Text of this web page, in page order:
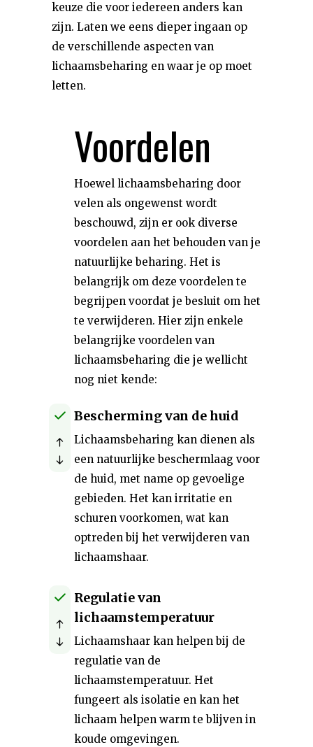
keuze die voor iedereen anders kan
zijn. Laten we eens dieper ingaan op
de verschillende aspecten van
lichaamsbeharing en waar je op moet
letten.
Voordelen
Hoewel lichaamsbeharing door
velen als ongewenst wordt
beschouwd, zijn er ook diverse
voordelen aan het behouden van je
natuurlijke beharing. Het is
belangrijk om deze voordelen te
begrijpen voordat je besluit om het
te verwijderen. Hier zijn enkele
belangrijke voordelen van
lichaamsbeharing die je wellicht
nog niet kende:
Bescherming van de huid
Lichaamsbeharing kan dienen als
een natuurlijke beschermlaag voor
de huid, met name op gevoelige
gebieden. Het kan irritatie en
schuren voorkomen, wat kan
optreden bij het verwijderen van
lichaamshaar.
Regulatie van
lichaamstemperatuur
Lichaamshaar kan helpen bij de
regulatie van de
lichaamstemperatuur. Het
fungeert als isolatie en kan het
lichaam helpen warm te blijven in
koude omgevingen.